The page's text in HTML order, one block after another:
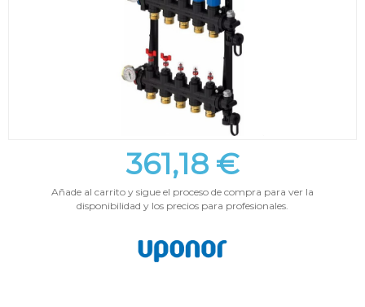
361,18 €
Añade al carrito y sigue el proceso de compra para ver la
disponibilidad y los precios para profesionales.